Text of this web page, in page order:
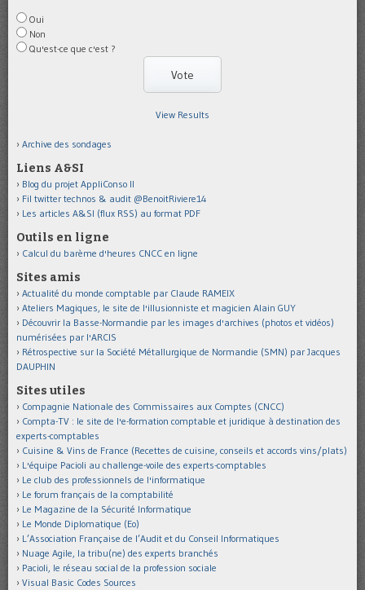
Oui
Non
Qu'est-ce que c'est ?
View Results
Archive des sondages
Liens A&SI
Blog du projet AppliConso II
Fil twitter technos & audit @BenoitRiviere14
Les articles A&SI (flux RSS) au format PDF
Outils en ligne
Calcul du barème d'heures CNCC en ligne
Sites amis
Actualité du monde comptable par Claude RAMEIX
Ateliers Magiques, le site de l'illusionniste et magicien Alain GUY
Découvrir la Basse-Normandie par les images d'archives (photos et vidéos)
numérisées par l'ARCIS
Rétrospective sur la Société Métallurgique de Normandie (SMN) par Jacques
DAUPHIN
Sites utiles
Compagnie Nationale des Commissaires aux Comptes (CNCC)
Compta-TV : le site de l'e-formation comptable et juridique à destination des
experts-comptables
Cuisine & Vins de France (Recettes de cuisine, conseils et accords vins/plats)
L'équipe Pacioli au challenge-voile des experts-comptables
Le club des professionnels de l'informatique
Le forum français de la comptabilité
Le Magazine de la Sécurité Informatique
Le Monde Diplomatique (Eo)
L’Association Française de l’Audit et du Conseil Informatiques
Nuage Agile, la tribu(ne) des experts branchés
Pacioli, le réseau social de la profession sociale
Visual Basic Codes Sources